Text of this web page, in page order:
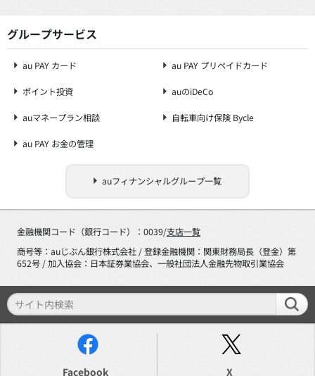
グループサービス
au PAY カード au PAY プリペイドカード
ポイント投資 auのiDeCo
auマネープラン相談 自転車向け保険 Bycle
au PAY お金の管理
auフィナンシャルグループ一覧
金融機関コード（銀行コード）：0039/支店一覧
商号等：auじぶん銀行株式会社 / 登録金融機関：関東財務局長（登金）第
652号 / 加入協会：日本証券業協会、一般社団法人金融先物取引業協会
Facebook X